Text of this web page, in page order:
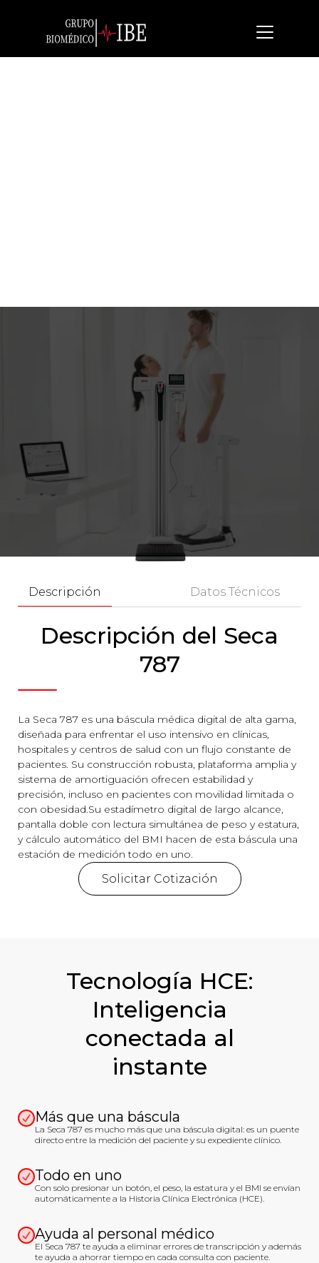
Descripción Datos Técnicos
Descripción del Seca
787
La Seca 787 es una báscula médica digital de alta gama,
diseñada para enfrentar el uso intensivo en clínicas,
hospitales y centros de salud con un flujo constante de
pacientes. Su construcción robusta, plataforma amplia y
sistema de amortiguación ofrecen estabilidad y
precisión, incluso en pacientes con movilidad limitada o
con obesidad.Su estadímetro digital de largo alcance,
pantalla doble con lectura simultánea de peso y estatura,
y cálculo automático del BMI hacen de esta báscula una
estación de medición todo en uno.
Solicitar Cotización
Tecnología HCE:
Inteligencia
conectada al
instante
Más que una báscula
La Seca 787 es mucho más que una báscula digital: es un puente
directo entre la medición del paciente y su expediente clínico.
Todo en uno
Con solo presionar un botón, el peso, la estatura y el BMI se envían
automáticamente a la Historia Clínica Electrónica (HCE).
Ayuda al personal médico
El Seca 787 te ayuda a eliminar errores de transcripción y además
te ayuda a ahorrar tiempo en cada consulta con paciente.